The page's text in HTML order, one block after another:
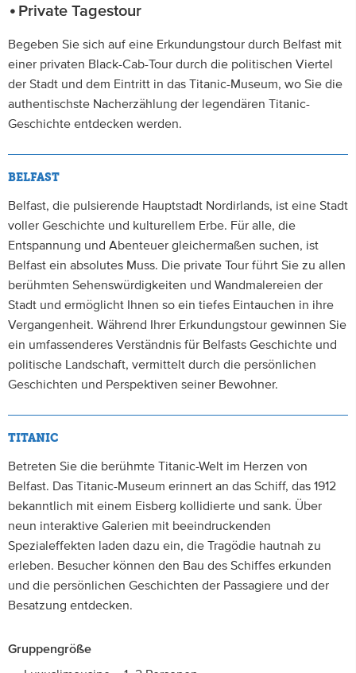
Private Tagestour
Begeben Sie sich auf eine Erkundungstour durch Belfast mit
einer privaten Black-Cab-Tour durch die politischen Viertel
der Stadt und dem Eintritt in das Titanic-Museum, wo Sie die
authentischste Nacherzählung der legendären Titanic-
Geschichte entdecken werden.
BELFAST
Belfast, die pulsierende Hauptstadt Nordirlands, ist eine Stadt
voller Geschichte und kulturellem Erbe. Für alle, die
Entspannung und Abenteuer gleichermaßen suchen, ist
Belfast ein absolutes Muss. Die private Tour führt Sie zu allen
berühmten Sehenswürdigkeiten und Wandmalereien der
Stadt und ermöglicht Ihnen so ein tiefes Eintauchen in ihre
Vergangenheit. Während Ihrer Erkundungstour gewinnen Sie
ein umfassenderes Verständnis für Belfasts Geschichte und
politische Landschaft, vermittelt durch die persönlichen
Geschichten und Perspektiven seiner Bewohner.
TITANIC
Betreten Sie die berühmte Titanic-Welt im Herzen von
Belfast. Das Titanic-Museum erinnert an das Schiff, das 1912
bekanntlich mit einem Eisberg kollidierte und sank. Über
neun interaktive Galerien mit beeindruckenden
Spezialeffekten laden dazu ein, die Tragödie hautnah zu
erleben. Besucher können den Bau des Schiffes erkunden
und die persönlichen Geschichten der Passagiere und der
Besatzung entdecken.
Gruppengröße